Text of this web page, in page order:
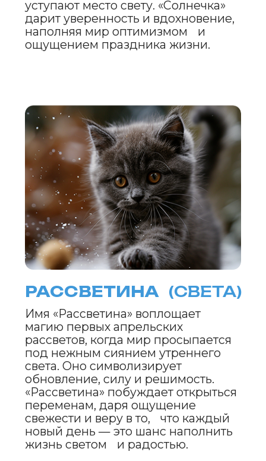
перемен. «Сиреневия» побуждает
сердце открыться мечтам и любви,
напоминая, что каждый весенний
миг наполнен волшебством,
нежностью и светом, который
согревает душу.
родного очага. Оно символизирует
любовь, заботу и нежность весны.
Это имя воплощает гармонию
природных красок, напоминая, что
каждое утро наполнено
обещанием нового дня, а каждое
мгновение весны окутано светом и
теплом.
АПРЕЛИК (АПРЕ)
Имя «Апрелик» олицетворяет
мужество и свежесть весенних
дней, когда апрель приносит
обновление и яркие краски. В нем
чувствуется решимость
преодолевать трудности, как
первые лучи солнца,
пробивающиеся сквозь остатки
ИМЕНА ДЛЯ КОТЯТ-
МАЛЬЧИКОВ